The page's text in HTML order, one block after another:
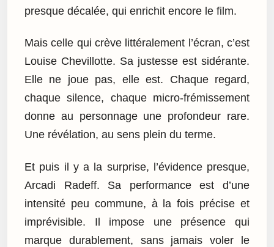
presque décalée, qui enrichit encore le film.
Mais celle qui crève littéralement l’écran, c’est
Louise Chevillotte. Sa justesse est sidérante.
Elle ne joue pas, elle est. Chaque regard,
chaque silence, chaque micro-frémissement
donne au personnage une profondeur rare.
Une révélation, au sens plein du terme.
Et puis il y a la surprise, l’évidence presque,
Arcadi Radeff. Sa performance est d’une
intensité peu commune, à la fois précise et
imprévisible. Il impose une présence qui
marque durablement, sans jamais voler le